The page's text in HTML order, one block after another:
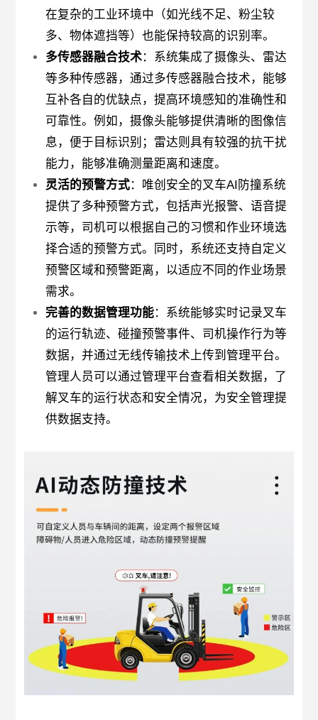
在复杂的工业环境中（如光线不足、粉尘较
多、物体遮挡等）也能保持较高的识别率。
多传感器融合技术：系统集成了摄像头、雷达
等多种传感器，通过多传感器融合技术，能够
互补各自的优缺点，提高环境感知的准确性和
可靠性。例如，摄像头能够提供清晰的图像信
息，便于目标识别；雷达则具有较强的抗干扰
能力，能够准确测量距离和速度。
灵活的预警方式：唯创安全的叉车AI防撞系统
提供了多种预警方式，包括声光报警、语音提
示等，司机可以根据自己的习惯和作业环境选
择合适的预警方式。同时，系统还支持自定义
预警区域和预警距离，以适应不同的作业场景
需求。
完善的数据管理功能：系统能够实时记录叉车
的运行轨迹、碰撞预警事件、司机操作行为等
数据，并通过无线传输技术上传到管理平台。
管理人员可以通过管理平台查看相关数据，了
解叉车的运行状态和安全情况，为安全管理提
供数据支持。